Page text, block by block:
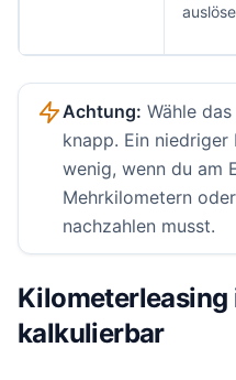
Achtung: Wähle
knapp. Ein
wenig, wenn du am
Mehrkilometern
nachzahlen musst.
Kilometerleasing
kalkulierbar